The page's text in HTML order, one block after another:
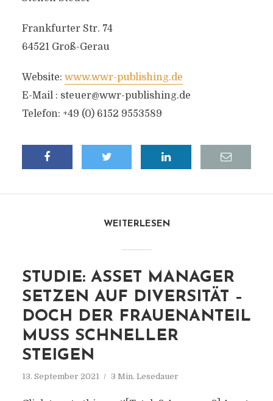
Frankfurter Str. 74
64521 Groß-Gerau
Website: www.wwr-publishing.de
E-Mail : steuer@wwr-publishing.de
Telefon: +49 (0) 6152 9553589
WEITERLESEN
STUDIE: ASSET MANAGER
SETZEN AUF DIVERSITÄT –
DOCH DER FRAUENANTEIL
MUSS SCHNELLER
STEIGEN
13. September 2021 3 Min. Lesedauer